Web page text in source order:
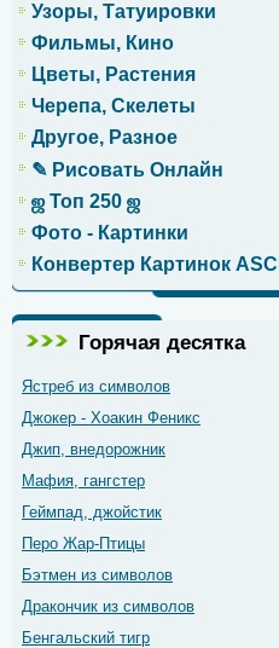
Узоры, Татуировки
Фильмы, Кино
Цветы, Растения
Черепа, Скелеты
Другое, Разное
✎ Рисовать Онлайн
ஜ Топ 250 ஜ
Фото - Картинки
Конвертер Картинок ASCII
Горячая десятка
Ястреб из символов
Джокер - Хоакин Феникс
Джип, внедорожник
Мафия, гангстер
Геймпад, джойстик
Перо Жар-Птицы
Бэтмен из символов
Дракончик из символов
Бенгальский тигр